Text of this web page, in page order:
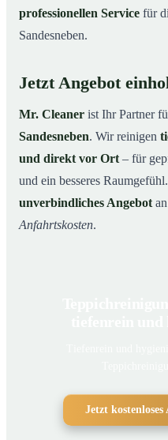
professionellen Service für
Sandesneben.
Jetzt Angebot
Mr. Cleaner ist Ihr Partner
Sandesneben. Wir reinigen
und direkt vor Ort – für
und ein besseres
unverbindliches Angebot
Anfahrtskosten.
Jetzt